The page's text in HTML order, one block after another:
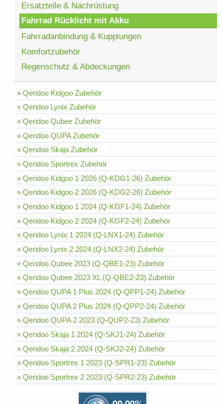
Ersatzteile & Nachrüstung
Fahrrad Rücklicht mit Akku
Fahrradanbindung & Kupplungen
Komfortzubehör
Regenschutz & Abdeckungen
» Qeridoo Kidgoo Zubehör
» Qeridoo Lynix Zubehör
» Qeridoo Qubee Zubehör
» Qeridoo QUPA Zubehör
» Qeridoo Skaja Zubehör
» Qeridoo Sportrex Zubehör
» Qeridoo Kidgoo 1 2026 (Q-KDG1-26) Zubehör
» Qeridoo Kidgoo 2 2026 (Q-KDG2-26) Zubehör
» Qeridoo Kidgoo 1 2024 (Q-KGF1-24) Zubehör
» Qeridoo Kidgoo 2 2024 (Q-KGF2-24) Zubehör
» Qeridoo Lynix 1 2024 (Q-LNX1-24) Zubehör
» Qeridoo Lynix 2 2024 (Q-LNX2-24) Zubehör
» Qeridoo Qubee 2023 (Q-QBE1-23) Zubehör
» Qeridoo Qubee 2023 XL (Q-QBE2-23) Zubehör
» Qeridoo QUPA 1 Plus 2024 (Q-QPP1-24) Zubehör
» Qeridoo QUPA 2 Plus 2024 (Q-QPP2-24) Zubehör
» Qeridoo QUPA 2 2023 (Q-QUP2-23) Zubehör
» Qeridoo Skaja 1 2024 (Q-SKJ1-24) Zubehör
» Qeridoo Skaja 2 2024 (Q-SKJ2-24) Zubehör
» Qeridoo Sportrex 1 2023 (Q-SPR1-23) Zubehör
» Qeridoo Sportrex 2 2023 (Q-SPR2-23) Zubehör